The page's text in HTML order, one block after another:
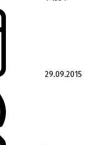
29.09.2015